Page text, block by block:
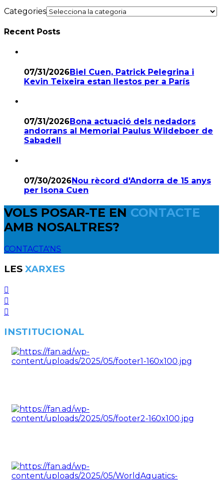
Categories
Recent Posts
07/31/2026Biel Cuen, Patrick Pelegrina i
Kevin Teixeira estan llestos per a París
07/31/2026 Bona actuació dels nedadors
andorrans al Memorial Paulus Wildeboer de
Sabadell
07/30/2026Nou rècord d'Andorra de 15 anys
per Isona Cuen
VOLS POSAR-TE EN CONTACTE
AMB NOSALTRES?
CONTACTA'NS
LES XARXES
INSTITUCIONAL